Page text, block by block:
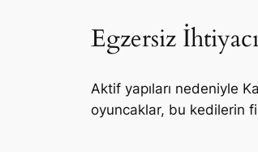
Egzersiz İhtiyacı
Aktif yapıları nedeniyle
oyuncaklar, bu kedilerin